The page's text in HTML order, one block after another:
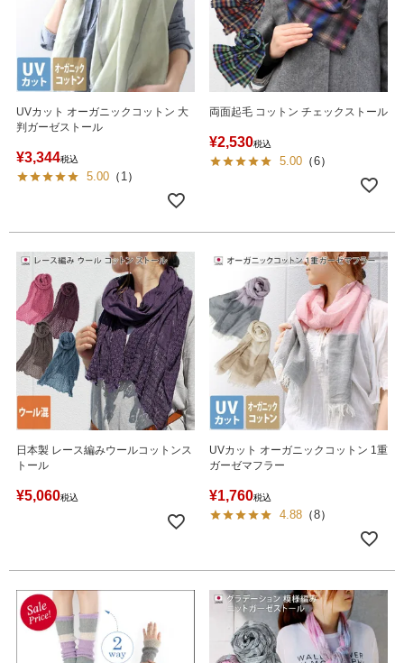
UVカット オーガニックコットン 大
判ガーゼストール
¥3,344税込
5.00 （ 1 ）
両面起毛 コットン チェックストール
¥2,530税込
5.00 （6）
日本製 レース編みウールコットンス
トール
¥5,060税込
UVカット オーガニックコットン 1重
ガーゼマフラー
¥1,760税込
4.88 （8）